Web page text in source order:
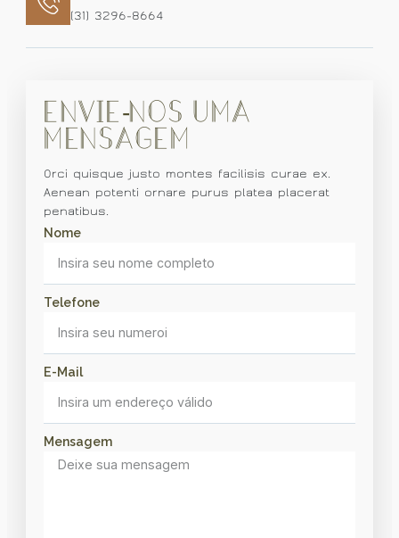
(31) 3296-8664
Envie-nos uma
mensagem
Orci quisque justo montes facilisis curae ex.
Aenean potenti ornare purus platea placerat
penatibus.
Nome
Telefone
E-Mail
Mensagem